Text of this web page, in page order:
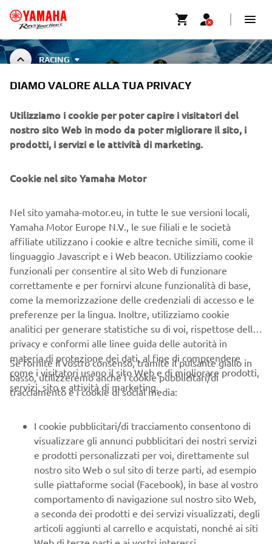
RACING
RACING
PIÙ YAMAHA
SUPPORTO
NEWSLETTER
Conoscerai in anteprima le ultime offerte, gli eventi speciali, le
nuove uscite e molto altro
Leggi la nostra Informativa sulla privacy per sapere come
trattiamo i tuoi dati personali:Informativa sulla Privacy
Italy (Italian)
DIAMO VALORE ALLA TUA PRIVACY
Utilizziamo i cookie per poter capire i visitatori del
nostro sito Web in modo da poter migliorare il sito, i
prodotti, i servizi e le attività di marketing.
Cookie nel sito Yamaha Motor
Nel sito yamaha-motor.eu, in tutte le sue versioni locali,
Yamaha Motor Europe N.V., le sue filiali e le società
affiliate utilizzano i cookie e altre tecniche simili, come il
linguaggio Javascript e i Web beacon. Utilizziamo cookie
funzionali per consentire al sito Web di funzionare
correttamente e per fornirvi alcune funzionalità di base,
come la memorizzazione delle credenziali di accesso e le
preferenze per la lingua. Inoltre, utilizziamo cookie
analitici per generare statistiche su di voi, rispettose della
privacy e conformi alle linee guida delle autorità in
materia di protezione dei dati, al fine di comprendere
come i visitatori usano il sito Web e di migliorare prodotti,
servizi, sito e attività di marketing.
Se fornite il vostro consenso, tramite il pulsante giallo in
basso, utilizzeremo anche i cookie pubblicitari/di
tracciamento e i cookie di social media:
I cookie pubblicitari/di tracciamento consentono di
visualizzare gli annunci pubblicitari dei nostri servizi
e prodotti personalizzati per voi, direttamente sul
nostro sito Web o sul sito di terze parti, ad esempio
sulle piattaforme social (Facebook), in base al vostro
comportamento di navigazione sul nostro sito Web,
a seconda dei prodotti e dei servizi visualizzati, degli
articoli aggiunti al carrello e acquistati, nonché ai siti